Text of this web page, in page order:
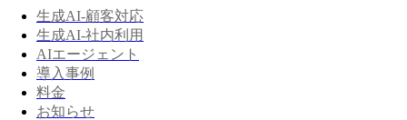
生成AI-顧客対応
生成AI-社内利用
AIエージェント
導入事例
料金
お知らせ